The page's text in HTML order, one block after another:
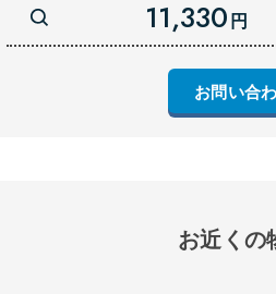
11,330 円
お問い合
お近くの